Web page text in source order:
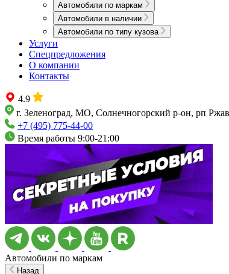
Автомобили по маркам
Автомобили в наличии
Автомобили по типу кузова
Услуги
Спецпредложения
О компании
Контакты
4.9
г. Зеленоград, МО, Солнечногорский р-он, рп
+7 (495) 775-44-00
Время работы 9:00-21:00
Автомобили по маркам
Назад